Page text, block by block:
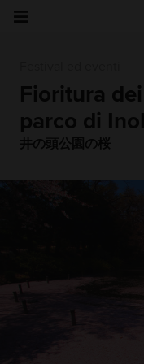
Fioritura
parco di
井の頭公園の桜